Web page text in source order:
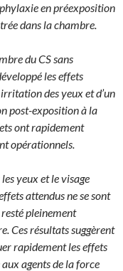
en préexposition
dans la chambre.
du CS sans
les effets
des yeux et d’un
post-exposition à la
ont rapidement
opérationnels.
yeux et le visage
attendus ne se sont
pleinement
Ces résultats suggèrent
rapidement les effets
agents de la force